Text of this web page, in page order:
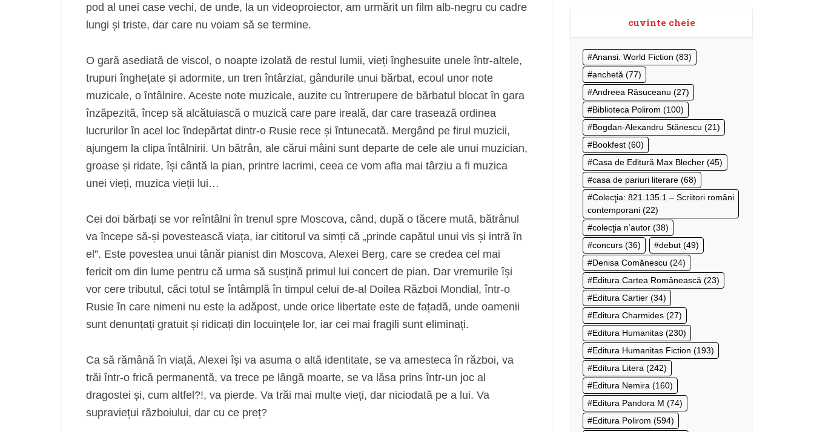
pod al unei case vechi, de unde, la un videoproiector, am urmărit un film alb-negru cu cadre
lungi și triste, dar care nu voiam să se termine.
O gară asediată de viscol, o noapte izolată de restul lumii, vieți înghesuite unele într-altele,
trupuri înghețate și adormite, un tren întârziat, gândurile unui bărbat, ecoul unor note
muzicale, o întâlnire. Aceste note muzicale, auzite cu întrerupere de bărbatul blocat în gara
înzăpezită, încep să alcătuiască o muzică care pare ireală, dar care trasează ordinea
lucrurilor în acel loc îndepărtat dintr-o Rusie rece și întunecată. Mergând pe firul muzicii,
ajungem la clipa întâlnirii. Un bătrân, ale cărui mâini sunt departe de cele ale unui muzician,
groase și ridate, își cântă la pian, printre lacrimi, ceea ce vom afla mai târziu a fi muzica
unei vieți, muzica vieții lui…
Cei doi bărbați se vor reîntâlni în trenul spre Moscova, când, după o tăcere mută, bătrânul
va începe să-și povestească viața, iar cititorul va simți că „prinde capătul unui vis și intră în
el”. Este povestea unui tânăr pianist din Moscova, Alexei Berg, care se credea cel mai
fericit om din lume pentru că urma să susțină primul lui concert de pian. Dar vremurile își
vor cere tributul, căci totul se întâmplă în timpul celui de-al Doilea Război Mondial, într-o
Rusie în care nimeni nu este la adăpost, unde orice libertate este de fațadă, unde oamenii
sunt denunțați gratuit și ridicați din locuințele lor, iar cei mai fragili sunt eliminați.
Ca să rămână în viață, Alexei își va asuma o altă identitate, se va amesteca în război, va
trăi într-o frică permanentă, va trece pe lângă moarte, se va lăsa prins într-un joc al
dragostei și, cum altfel?!, va pierde. Va trăi mai multe vieți, dar niciodată pe a lui. Va
supraviețui războiului, dar cu ce preț?
cuvinte cheie
Anansi. World Fiction (83)
anchetă (77)
Andreea Răsuceanu (27)
Biblioteca Polirom (100)
Bogdan-Alexandru Stănescu (21)
Bookfest (60)
Casa de Editură Max Blecher (45)
casa de pariuri literare (68)
Colecţia: 821.135.1 – Scriitori români
contemporani (22)
colecţia n’autor (38)
concurs (36) debut (49)
Denisa Comănescu (24)
Editura Cartea Românească (23)
Editura Cartier (34)
Editura Charmides (27)
Editura Humanitas (230)
Editura Humanitas Fiction (193)
Editura Litera (242)
Editura Nemira (160)
Editura Pandora M (74)
Editura Polirom (594)